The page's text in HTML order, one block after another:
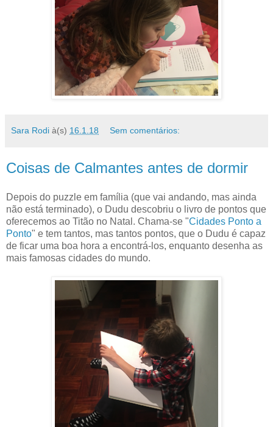
Sara Rodi à(s) 16.1.18 Sem comentários:
Coisas de Calmantes antes de dormir
Depois do puzzle em família (que vai andando, mas ainda
não está terminado), o Dudu descobriu o livro de pontos que
oferecemos ao Titão no Natal. Chama-se "Cidades Ponto a
Ponto" e tem tantos, mas tantos pontos, que o Dudu é capaz
de ficar uma boa hora a encontrá-los, enquanto desenha as
mais famosas cidades do mundo.